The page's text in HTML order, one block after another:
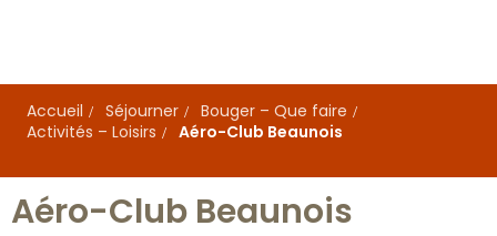
principal
Accueil
Séjourner
Bouger – Que faire
Activités – Loisirs
Aéro-Club Beaunois
Aéro-Club Beaunois